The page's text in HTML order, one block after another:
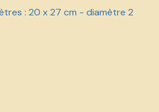
: 20 x 27 cm - diamètre 2